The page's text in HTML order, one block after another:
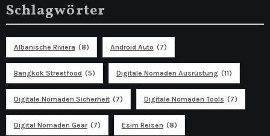
Schlagwörter
Albanische Riviera (8) Android Auto (7)
Bangkok Streetfood (5) Digitale Nomaden Ausrüstung (11)
Digitale Nomaden Sicherheit (7) Digitale Nomaden Tools (7)
Digital Nomaden Gear (7) Esim Reisen (8)